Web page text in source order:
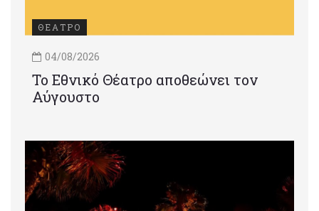
ΘΕΑΤΡΟ
04/08/2026
Το Εθνικό Θέατρο αποθεώνει τον
Αύγουστο